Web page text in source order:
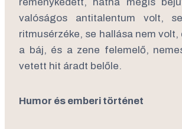
valóságos antitalentum volt,
ritmusérzéke, se hallása nem volt,
a báj, és a zene felemelő,
vetett hit áradt belőle.
Humor és emberi történet